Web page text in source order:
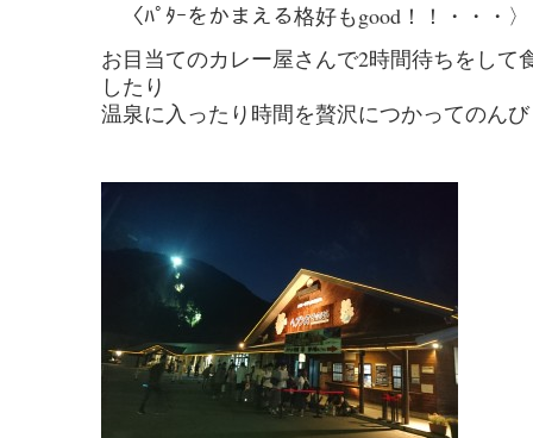
〈ﾊﾟﾀｰをかまえる格好もgood！！・・・〉
お目当てのカレー屋さんで2時間待ちをして
したり
温泉に入ったり時間を贅沢につかってのん